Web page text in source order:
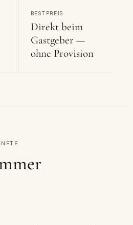
BESTPREIS
Direkt beim
Gastgeber —
ohne Provision